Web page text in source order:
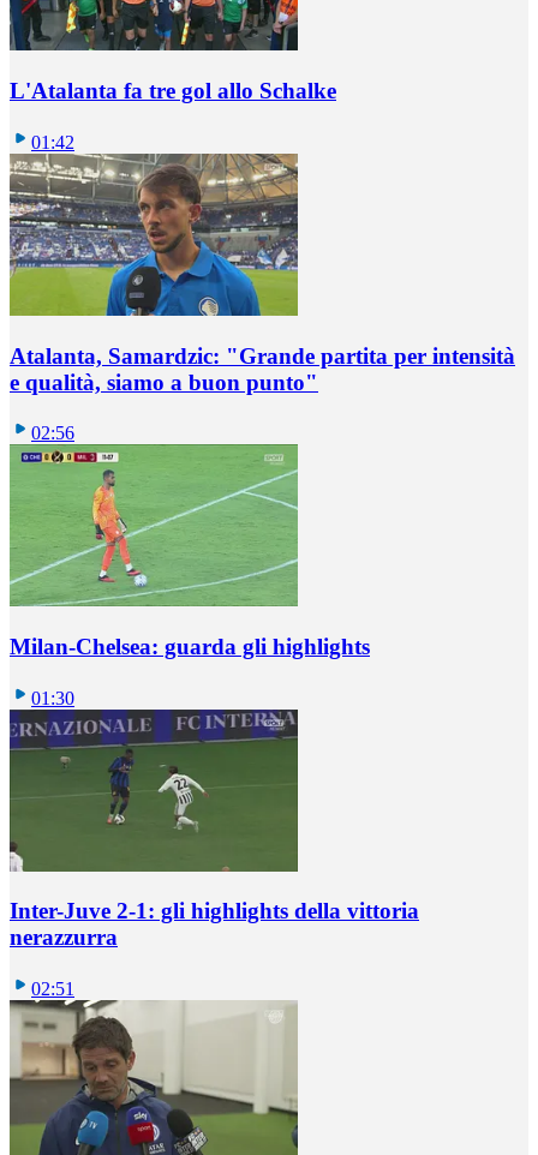
L'Atalanta fa tre gol allo Schalke
01:42
Atalanta, Samardzic: "Grande partita per intensità
e qualità, siamo a buon punto"
02:56
Milan-Chelsea: guarda gli highlights
01:30
Inter-Juve 2-1: gli highlights della vittoria
nerazzurra
02:51